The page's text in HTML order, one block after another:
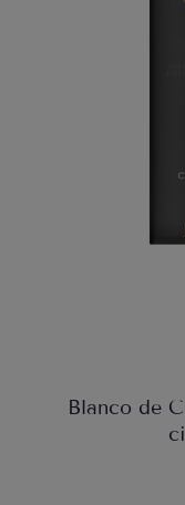
Blanco de